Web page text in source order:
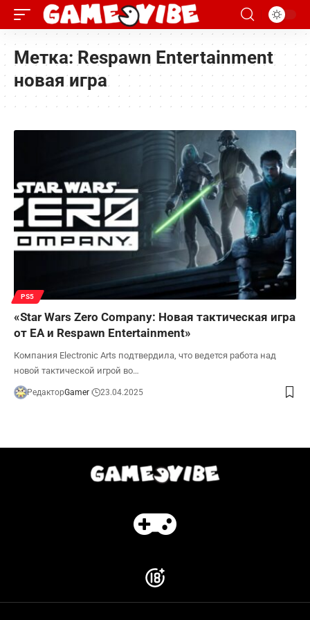
Метка:Respawn Entertainment
новая игра
PS5
«Star Wars Zero Company: Новая тактическая игра
от EA и Respawn Entertainment»
Компания Electronic Arts подтвердила, что ведется работа над
новой тактической игрой во…
РедакторGamer 23.04.2025